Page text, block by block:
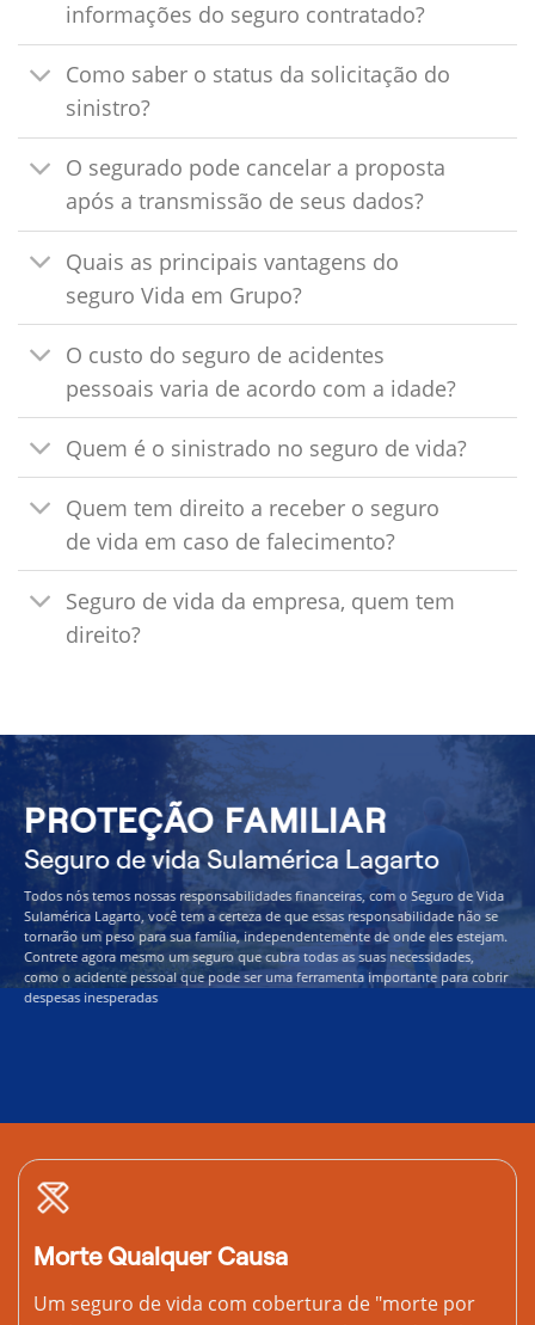
informações do seguro contratado?
Como saber o status da solicitação do
sinistro?
O segurado pode cancelar a proposta
após a transmissão de seus dados?
Quais as principais vantagens do
seguro Vida em Grupo?
O custo do seguro de acidentes
pessoais varia de acordo com a idade?
Quem é o sinistrado no seguro de vida?
Quem tem direito a receber o seguro
de vida em caso de falecimento?
Seguro de vida da empresa, quem tem
direito?
PROTEÇÃO FAMILIAR
Seguro de vida Sulamérica Lagarto
Todos nós temos nossas responsabilidades financeiras, com o Seguro de Vida
Sulamérica Lagarto, você tem a certeza de que essas responsabilidade não se
tornarão um peso para sua família, independentemente de onde eles estejam.
Contrete agora mesmo um seguro que cubra todas as suas necessidades,
como o acidente pessoal que pode ser uma ferramenta importante para cobrir
despesas inesperadas
Morte Qualquer Causa
Um seguro de vida com cobertura de "morte por